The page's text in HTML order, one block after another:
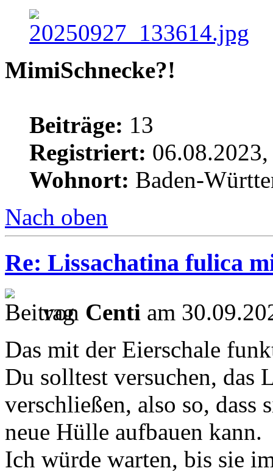
MimiSchnecke?!
Beiträge: 13
Registriert:
Wohnort: Baden-
Nach oben
Re: Lissachatina fulica
von Centi am
Das mit der Eierschale
Du solltest versuchen, das
verschließen, also so, dass
neue Hülle aufbauen kann.
Ich würde warten, bis sie